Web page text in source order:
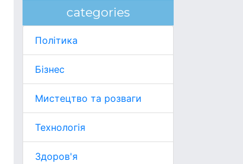
categories
Політика
Бізнес
Мистецтво та розваги
Технологія
Здоров'я